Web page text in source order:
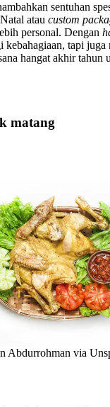
sentuhan
atau custom
personal. Dengan
kebahagiaan, tapi juga
hangat akhir tahun
matang
Abdurrohman via